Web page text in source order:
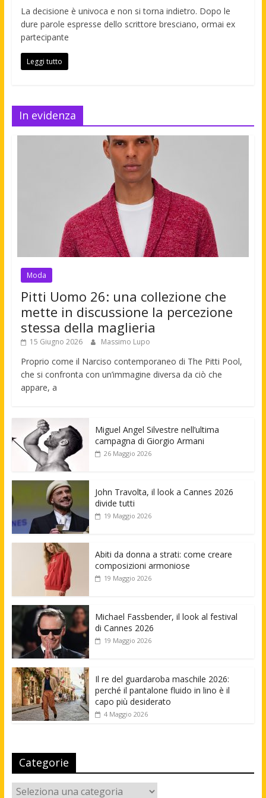
La decisione è univoca e non si torna indietro. Dopo le
dure parole espresse dello scrittore bresciano, ormai ex
partecipante
Leggi tutto
In evidenza
Moda
Pitti Uomo 26: una collezione che
mette in discussione la percezione
stessa della maglieria
15 Giugno 2026 Massimo Lupo
Proprio come il Narciso contemporaneo di The Pitti Pool,
che si confronta con un’immagine diversa da ciò che
appare, a
Miguel Angel Silvestre nell’ultima
campagna di Giorgio Armani
26 Maggio 2026
John Travolta, il look a Cannes 2026
divide tutti
19 Maggio 2026
Abiti da donna a strati: come creare
composizioni armoniose
19 Maggio 2026
Michael Fassbender, il look al festival
di Cannes 2026
19 Maggio 2026
Il re del guardaroba maschile 2026:
perché il pantalone fluido in lino è il
capo più desiderato
4 Maggio 2026
Categorie
Categorie